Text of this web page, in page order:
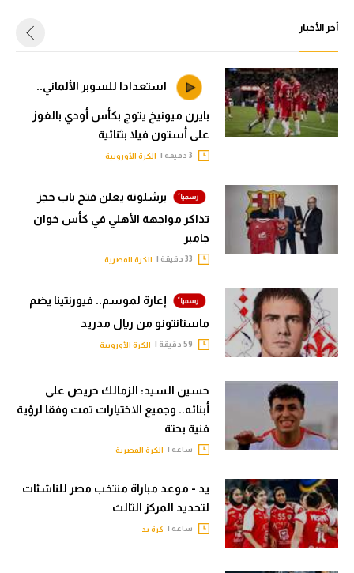
أخر الأخبار
استعدادا للسوبر الألماني..
بايرن ميونيخ يتوج بكأس أودي بالفوز
على أستون فيلا بثنائية
الكرة الأوروبية
برشلونة يعلن فتح باب حجز
تذاكر مواجهة الأهلي في كأس خوان
جامبر
الكرة المصرية
إعارة لموسم.. فيورنتينا يضم
ماستانتونو من ريال مدريد
الكرة الأوروبية
حسين السيد: الزمالك حريص على
أبنائه.. وجميع الاختيارات تمت وفقا لرؤية
فنية بحتة
ساعة | الكرة المصرية
يد - موعد مباراة منتخب مصر للناشئات
لتحديد المركز الثالث
ساعة | كرة يد